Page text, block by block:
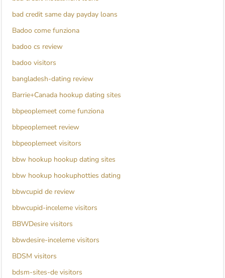
bad credit same day payday loans
Badoo come funziona
badoo cs review
badoo visitors
bangladesh-dating review
Barrie+Canada hookup dating sites
bbpeoplemeet come funziona
bbpeoplemeet review
bbpeoplemeet visitors
bbw hookup hookup dating sites
bbw hookup hookuphotties dating
bbwcupid de review
bbwcupid-inceleme visitors
BBWDesire visitors
bbwdesire-inceleme visitors
BDSM visitors
bdsm-sites-de visitors